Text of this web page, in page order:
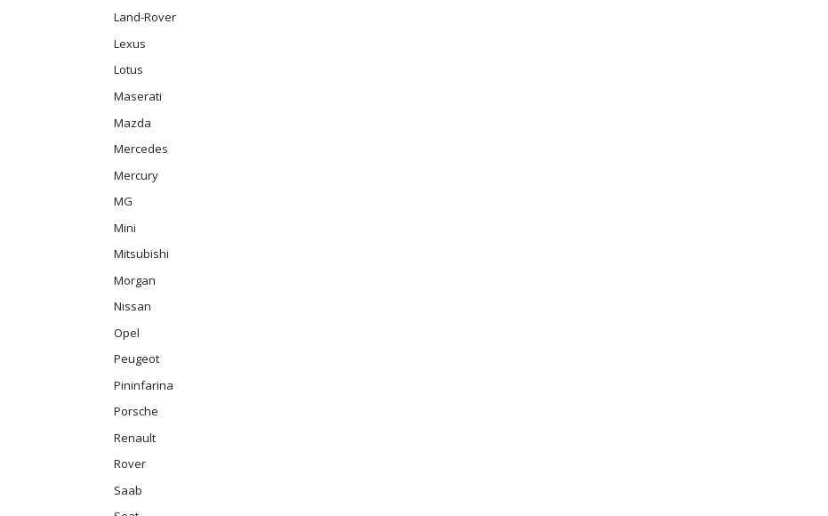
Land-Rover
Lexus
Lotus
Maserati
Mazda
Mercedes
Mercury
MG
Mini
Mitsubishi
Morgan
Nissan
Opel
Peugeot
Pininfarina
Porsche
Renault
Rover
Saab